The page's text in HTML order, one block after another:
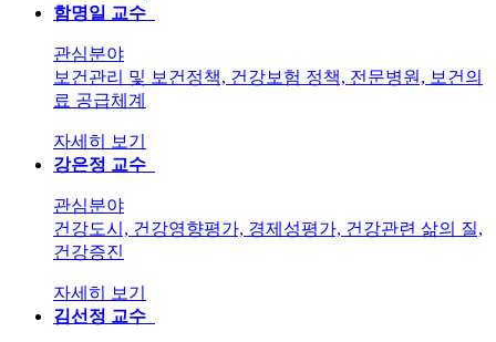
함명일 교수
관심분야
보건관리 및 보건정책, 건강보험 정책, 전문병원, 보건의
료 공급체계
자세히 보기
강은정 교수
관심분야
건강도시, 건강영향평가, 경제성평가, 건강관련 삶의 질,
건강증진
자세히 보기
김선정 교수